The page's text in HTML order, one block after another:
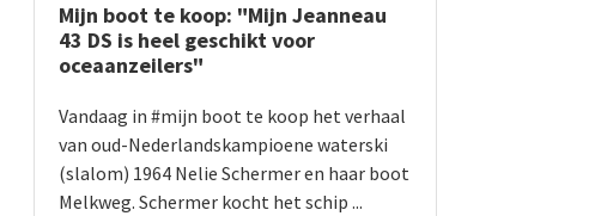
Mijn boot te koop: "Mijn Jeanneau
43 DS is heel geschikt voor
oceaanzeilers"
Vandaag in #mijn boot te koop het verhaal
van oud-Nederlandskampioene waterski
(slalom) 1964 Nelie Schermer en haar boot
Melkweg. Schermer kocht het schip ...